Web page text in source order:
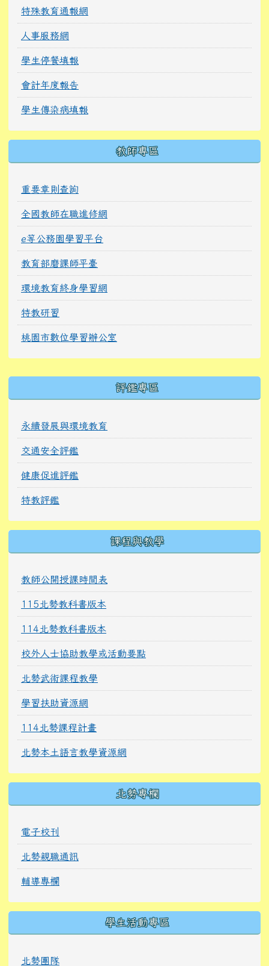
特殊教育通報網
人事服務網
學生停餐填報
會計年度報告
學生傳染病填報
教師專區
重要章則查詢
全國教師在職進修網
e等公務園學習平台
教育部磨課師平臺
環境教育終身學習網
特教研習
桃園市數位學習辦公室
評鑑專區
永續發展與環境教育
交通安全評鑑
健康促進評鑑
特教評鑑
課程與教學
教師公開授課時間表
115北勢教科書版本
114北勢教科書版本
校外人士協助教學或活動要點
北勢武術課程教學
學習扶助資源網
114北勢課程計畫
北勢本土語言教學資源網
北勢專欄
電子校刊
北勢親職通訊
輔導專欄
學生活動專區
北勢團隊